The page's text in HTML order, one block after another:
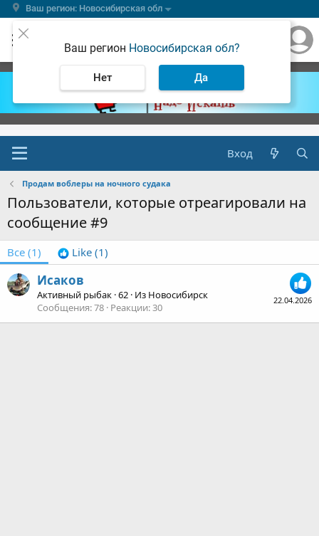
Ваш регион: Новосибирская обл
Ваш регион Новосибирская обл?
Нет Да
Вход
Продам воблеры на ночного судака
Пользователи, которые отреагировали на
сообщение #9
Все (1) Like (1)
22.04.2026
Исаков
Активный рыбак ·62 · Из Новосибирск
Сообщения 78 Реакции 30